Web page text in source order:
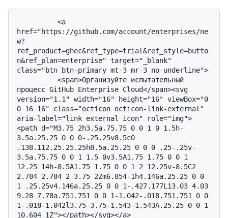
href="https://github.com/account/enterprises/ne
w?
ref_product=ghec&ref_type=trial&ref_style=butto
n&ref_plan=enterprise" target="_blank"
class="btn btn-primary mt-3 mr-3 no-underline">
процесс GitHub Enterprise Cloud</span><svg
version="1.1" width="16" height="16" viewBox="0
0 16 16" class="octicon octicon-link-external"
aria-label="link external icon" role="img">
<path d="M3.75 2h3.5a.75.75 0 0 1 0 1.5h-
3.5a.25.25 0 0 0-.25.25v8.5c0
.138.112.25.25.25h8.5a.25.25 0 0 0 .25-.25v-
3.5a.75.75 0 0 1 1.5 0v3.5A1.75 1.75 0 0 1
12.25 14h-8.5A1.75 1.75 0 0 1 2 12.25v-8.5C2
2.784 2.784 2 3.75 2Zm6.854-1h4.146a.25.25 0 0
1 .25.25v4.146a.25.25 0 0 1-.427.177L13.03 4.03
9.28 7.78a.751.751 0 0 1-1.042-.018.751.751 0 0
1-.018-1.042l3.75-3.75-1.543-1.543A.25.25 0 0 1